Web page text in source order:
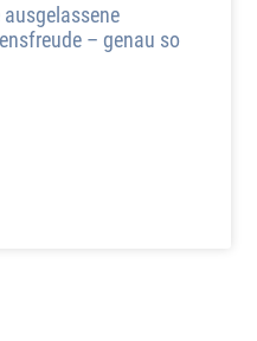
– genau so